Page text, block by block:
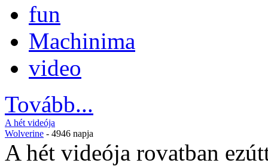
fun
Machinima
video
Tovább...
A hét videója
Wolverine - 4946 napja
A hét videója rovatban